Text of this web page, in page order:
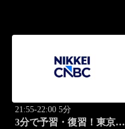
21:55-22:00 5分
3分で予習・復習！東京市